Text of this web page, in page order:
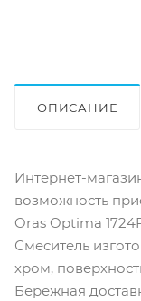
ОПИСАНИЕ
Интернет-
возможность
Oras Optima
Смеситель
хром,
Бережная